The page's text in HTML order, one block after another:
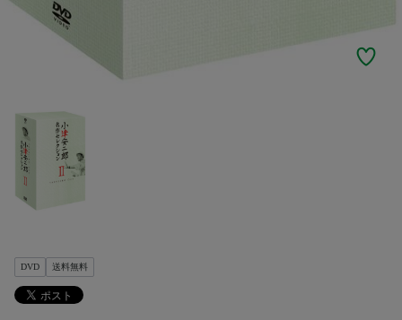
DVD 送料無料